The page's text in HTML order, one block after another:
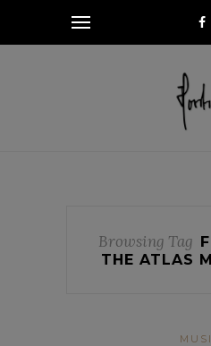
Browsing Tag
THE ATLAS